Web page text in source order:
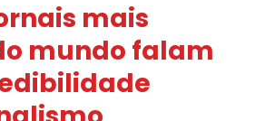
mais
mundo falam